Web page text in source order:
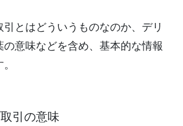
とはどういうものなのか、デリ
意味などを含め、基本的な情報
引の意味